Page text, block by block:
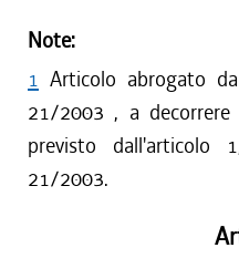
Note:
1 Articolo abrogato
21/2003 , a
previsto dall'articolo
21/2003.